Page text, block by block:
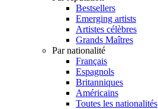
Bestsellers
Emerging artists
Artistes célèbres
Grands Maîtres
Par nationalité
Français
Espagnols
Britanniques
Américains
Toutes les nationalités